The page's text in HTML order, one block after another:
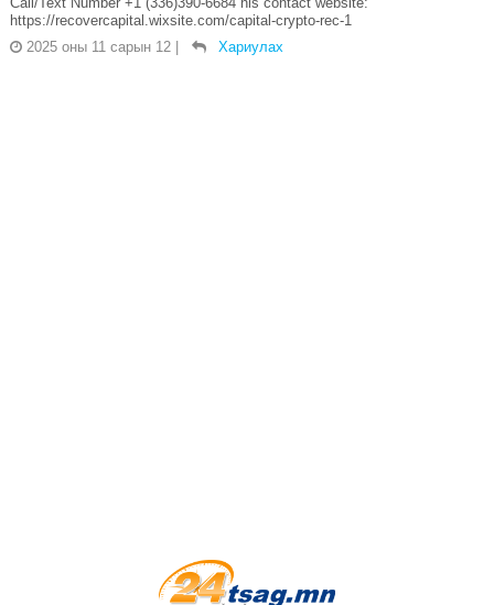
https://recovercapital.wixsite.com/capital-crypto-rec-1
2025 оны 11 сарын 12
Хариулах